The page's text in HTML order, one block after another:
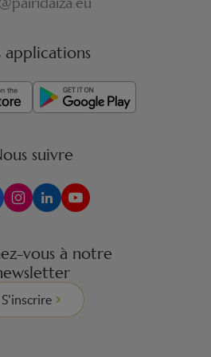
applications
suivre
vous à notre
S'inscrire